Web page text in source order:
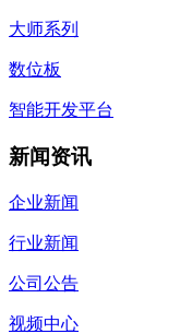
大师系列
数位板
智能开发平台
新闻资讯
企业新闻
行业新闻
公司公告
视频中心